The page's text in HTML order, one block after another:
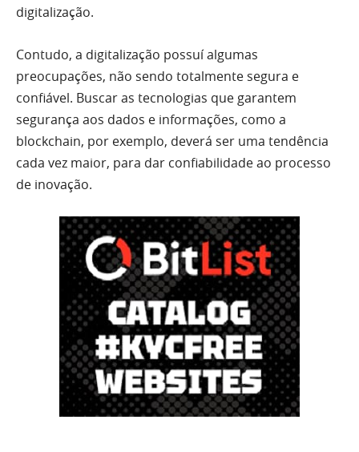
digitalização.
Contudo, a digitalização possuí algumas
preocupações, não sendo totalmente segura e
confiável. Buscar as tecnologias que garantem
segurança aos dados e informações, como a
blockchain, por exemplo, deverá ser uma tendência
cada vez maior, para dar confiabilidade ao processo
de inovação.